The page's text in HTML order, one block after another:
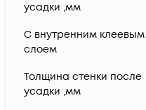
усадки ,мм
С внутренним клеевым
слоем
Толщина стенки после
усадки ,мм